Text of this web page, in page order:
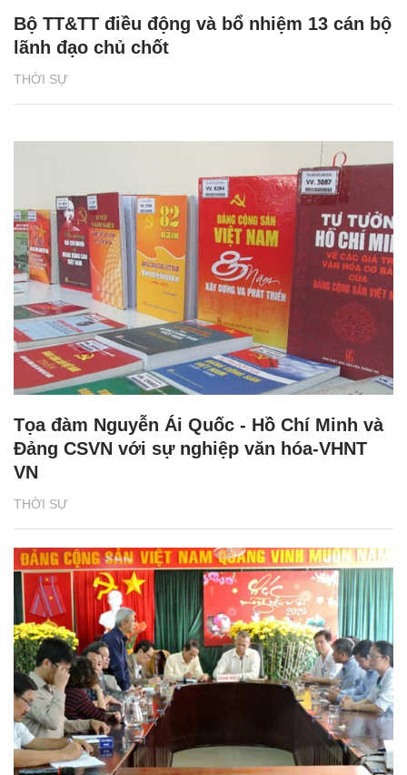
THỜI SỰ
Bộ TT&TT điều động và bổ nhiệm 13 cán bộ
lãnh đạo chủ chốt
THỜI SỰ
Tọa đàm Nguyễn Ái Quốc - Hồ Chí Minh và
Đảng CSVN với sự nghiệp văn hóa-VHNT
VN